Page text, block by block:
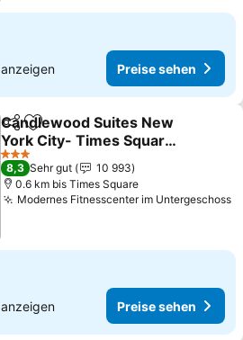
anzeigen Preise sehen
TeilenZu Favoriten hinzufügen
Candlewood Suites New
York City- Times Square
by IHG
3 Sterne
8,3 Sehr gut
10 993
0.6 km bis Times Square
Modernes Fitnesscenter im Untergeschoss
anzeigen Preise sehen